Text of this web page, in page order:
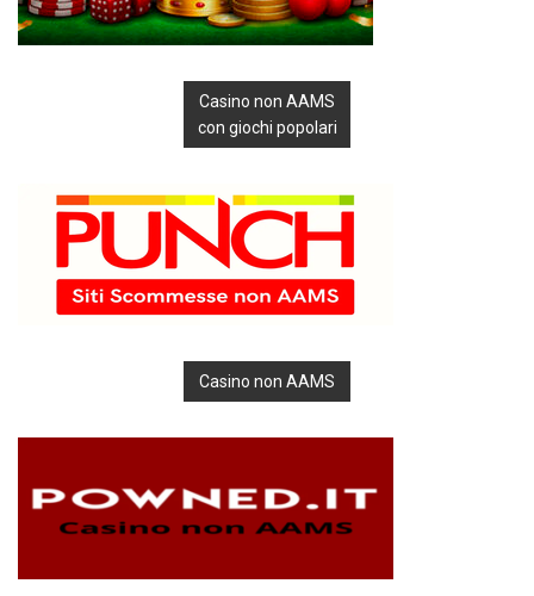
Casino non AAMS
con giochi popolari
Casino non AAMS